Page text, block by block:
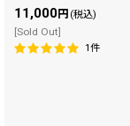
11,000円 (税込)
[Sold Out]
1件